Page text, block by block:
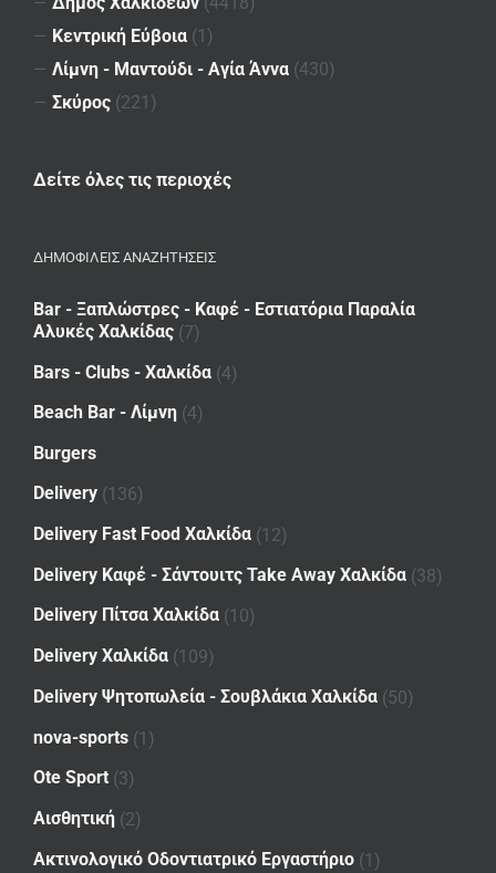
— Κεντρική Εύβοια (1)
— Λίμνη - Μαντούδι - Αγία Άννα (430)
— Σκύρος (221)
Δείτε όλες τις περιοχές
ΔΗΜΟΦΙΛΕΙΣ ΑΝΑΖΗΤΗΣΕΙΣ
Bar - Ξαπλώστρες - Καφέ - Εστιατόρια Παραλία
Αλυκές Χαλκίδας (7)
Bars - Clubs - Χαλκίδα (4)
Beach Bar - Λίμνη (4)
Burgers
Delivery (136)
Delivery Fast Food Χαλκίδα (12)
Delivery Καφέ - Σάντουιτς Take Away Χαλκίδα (38)
Delivery Πίτσα Χαλκίδα (10)
Delivery Χαλκίδα (109)
Delivery Ψητοπωλεία - Σουβλάκια Χαλκίδα (50)
nova-sports (1)
Ote Sport (3)
Αισθητική (2)
Ακτινολογικό Οδοντιατρικό Εργαστήριο (1)